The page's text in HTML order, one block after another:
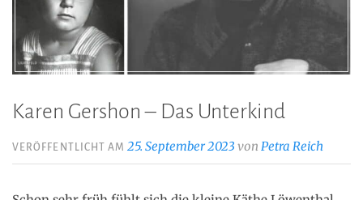
Karen Gershon – Das Unterkind
VERÖFFENTLICHT AM25. September 2023 vonPetra Reich